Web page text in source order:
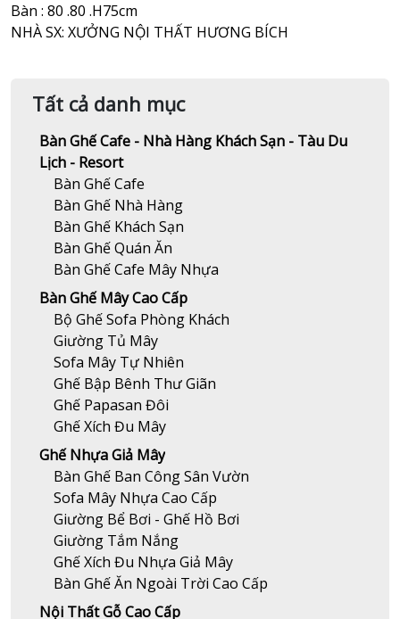
Bàn : 80 .80 .H75cm
NHÀ SX: XƯỞNG NỘI THẤT HƯƠNG BÍCH
Tất cả danh mục
Bàn Ghế Cafe - Nhà Hàng Khách Sạn - Tàu Du
Lịch - Resort
Bàn Ghế Cafe
Bàn Ghế Nhà Hàng
Bàn Ghế Khách Sạn
Bàn Ghế Quán Ăn
Bàn Ghế Cafe Mây Nhựa
Bàn Ghế Mây Cao Cấp
Bộ Ghế Sofa Phòng Khách
Giường Tủ Mây
Sofa Mây Tự Nhiên
Ghế Bập Bênh Thư Giãn
Ghế Papasan Đôi
Ghế Xích Đu Mây
Ghế Nhựa Giả Mây
Bàn Ghế Ban Công Sân Vườn
Sofa Mây Nhựa Cao Cấp
Giường Bể Bơi - Ghế Hồ Bơi
Giường Tắm Nắng
Ghế Xích Đu Nhựa Giả Mây
Bàn Ghế Ăn Ngoài Trời Cao Cấp
Nội Thất Gỗ Cao Cấp